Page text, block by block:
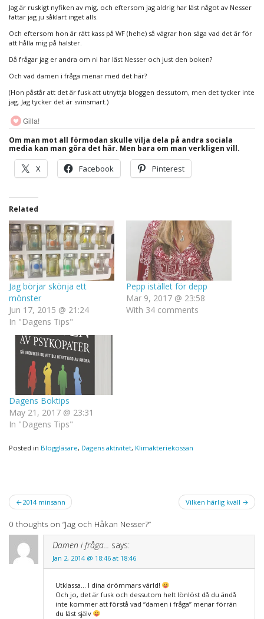
Jag är ruskigt nyfiken av mig, och eftersom jag aldrig har läst något av Nesser
fattar jag ju såklart inget alls.
Och eftersom hon är rätt kass på WF (hehe) så vägrar hon säga vad det är för
att hålla mig på halster.
Då frågar jag er andra om ni har läst Nesser och just den boken?
Och vad damen i fråga menar med det här?
(Hon påstår att det är fusk att utnyttja bloggen dessutom, men det tycker inte
jag. Jag tycker det är svinsmart.)
Gilla!
Om man mot all förmodan skulle vilja dela på andra sociala
media kan man göra det här. Men bara om man verkligen vill.
X Facebook Pinterest
Related
Jag börjar skönja ett
mönster
Jun 17, 2015 @ 21:24
In "Dagens Tips"
Pepp istället för depp
Mar 9, 2017 @ 23:58
With 34 comments
Dagens Boktips
May 21, 2017 @ 23:31
In "Dagens Tips"
Posted in Bloggläsare, Dagens aktivitet, Klimakteriekossan
Post
navigation
2014 minsann Vilken härlig kväll
0 thoughts on “Jag och Håkan Nesser?”
Damen i fråga... says:
Jan 2, 2014 @ 18:46 at 18:46
Utklassa… I dina drömmars värld!
Och jo, det är fusk och dessutom helt lönlöst då du ändå
inte kommer att förstå vad “damen i fråga” menar förrän
du läst själv